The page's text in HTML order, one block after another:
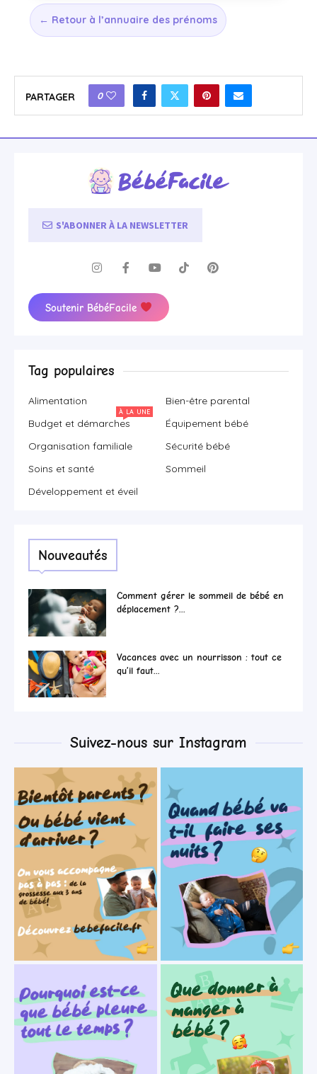
← Retour à l’annuaire des prénoms
PARTAGER 0
S'ABONNER À LA NEWSLETTER
Soutenir BébéFacile
Tag populaires
Alimentation
Bien-être parental
Budget et démarches
À LA UNE
Équipement bébé
Organisation familiale
Sécurité bébé
Soins et santé
Sommeil
Développement et éveil
Nouveautés
Comment gérer le sommeil de bébé en
déplacement ?...
Vacances avec un nourrisson : tout ce
qu’il faut...
Suivez-nous sur Instagram